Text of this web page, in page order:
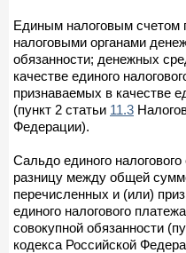
Единым налоговым счетом
налоговыми органами
обязанности; денежных
качестве единого
признаваемых в качестве
(пункт 2 статьи 11.3
Федерации).
Сальдо единого
разницу между общей
перечисленных и (или)
единого налогового
совокупной обязанности
кодекса Российской